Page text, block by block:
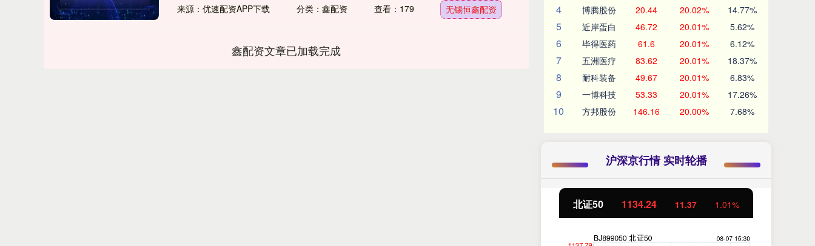
来源：优速配资APP下载
分类：鑫配资 查看：179 无锡恒鑫配资
鑫配资文章已加载完成
4 博腾股份 20.44 20.02% 14.77%
5 近岸蛋白 46.72 20.01% 5.62%
6 毕得医药 61.6 20.01% 6.12%
7 五洲医疗 83.62 20.01% 18.37%
8 耐科装备 49.67 20.01% 6.83%
9 一博科技 53.33 20.01% 17.26%
10 方邦股份 146.16 20.00% 7.68%
沪深京行情 实时轮播
北证50 1134.24 11.37 1.01%